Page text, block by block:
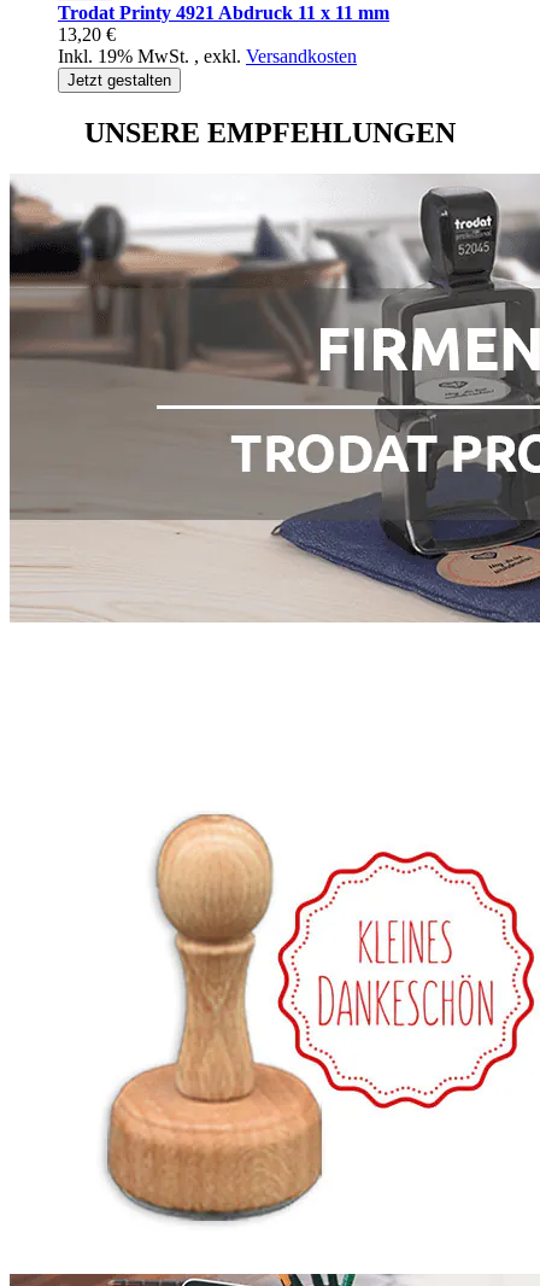
Trodat Printy 4921 Abdruck 11 x 11 mm
13,20 €
Inkl. 19% MwSt. , exkl. Versandkosten
Jetzt gestalten
UNSERE EMPFEHLUNGEN